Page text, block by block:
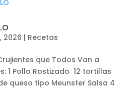
2026 | Recetas
que Todos Van a
1 Pollo Rostizado 12 tortillas
queso tipo Meunster Salsa 4